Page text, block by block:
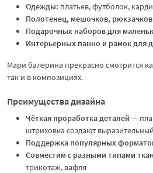
Одежды: платьев, футболок,
Полотенец, мешочков, рюкзачков
Подарочных наборов для
Интерьерных панно и рамок для
Мари балерина прекрасно смотрится
так и в композициях.
Преимущества дизайна
Чёткая проработка деталей —
штриховка создают
Поддержка популярных
Совместим с разными типами
трикотаж, вафля